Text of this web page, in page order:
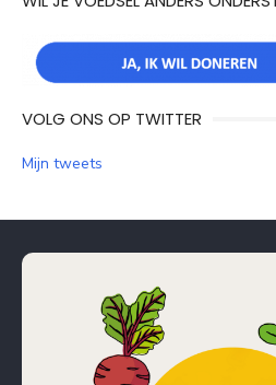
VOLG ONS OP TWITTER
Mijn tweets